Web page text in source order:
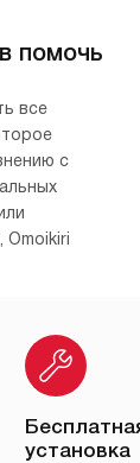
помочь
все
с
Omoikiri
установка